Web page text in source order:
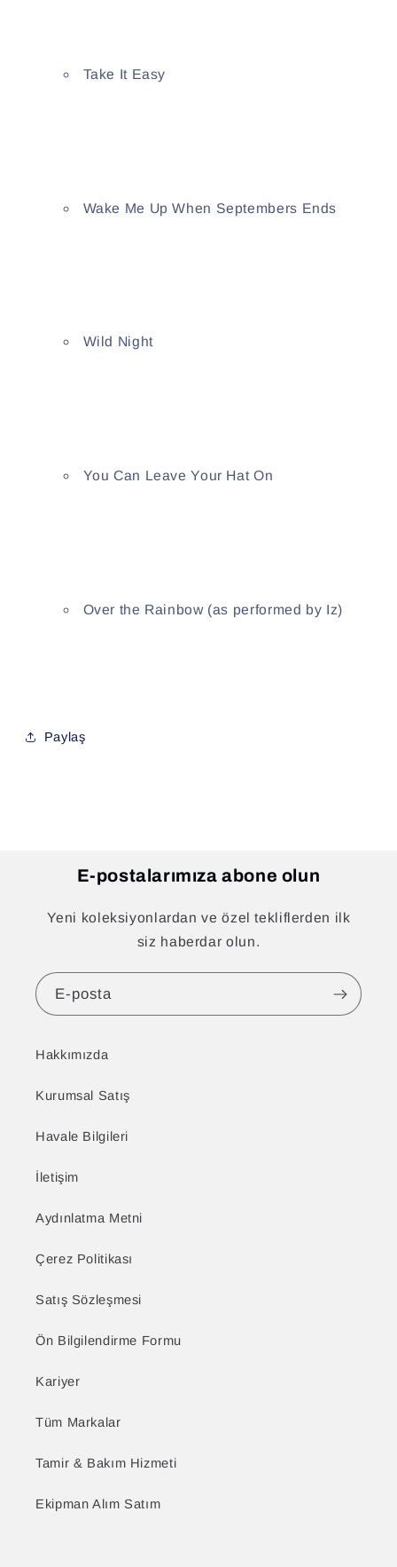
Take It Easy
Wake Me Up When Septembers Ends
Wild Night
You Can Leave Your Hat On
Over the Rainbow (as performed by Iz)
Paylaş
E-postalarımıza abone olun
Yeni koleksiyonlardan ve özel tekliflerden ilk
siz haberdar olun.
E-posta
Hakkımızda
Kurumsal Satış
Havale Bilgileri
İletişim
Aydınlatma Metni
Çerez Politikası
Satış Sözleşmesi
Ön Bilgilendirme Formu
Kariyer
Tüm Markalar
Tamir & Bakım Hizmeti
Ekipman Alım Satım